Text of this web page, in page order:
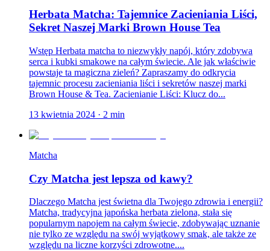
Herbata Matcha: Tajemnice Zacieniania Liści,
Sekret Naszej Marki Brown House Tea
Wstęp Herbata matcha to niezwykły napój, który zdobywa
serca i kubki smakowe na całym świecie. Ale jak właściwie
powstaje ta magiczna zieleń? Zapraszamy do odkrycia
tajemnic procesu zacieniania liści i sekretów naszej marki
Brown House & Tea. Zacienianie Liści: Klucz do...
13 kwietnia 2024 · 2 min
Matcha
Czy Matcha jest lepsza od kawy?
Dlaczego Matcha jest świetna dla Twojego zdrowia i energii?
Matcha, tradycyjna japońska herbata zielona, stała się
popularnym napojem na całym świecie, zdobywając uznanie
nie tylko ze względu na swój wyjątkowy smak, ale także ze
względu na liczne korzyści zdrowotne....